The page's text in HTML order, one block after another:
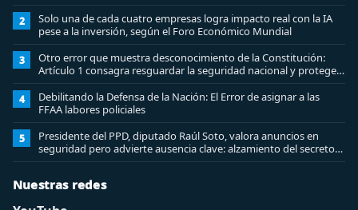
2
Solo una de cada cuatro empresas logra impacto real con la IA
pese a la inversión, según el Foro Económico Mundial
3
Otro error que muestra desconocimiento de la Constitución:
Artículo 1 consagra resguardar la seguridad nacional y proteger
a los ciudadanos
4
Debilitando la Defensa de la Nación: El Error de asignar a las
FFAA labores policiales
5
Presidente del PPD, diputado Raúl Soto, valora anuncios en
seguridad pero advierte ausencia clave: alzamiento del secreto
bancario
Nuestras redes